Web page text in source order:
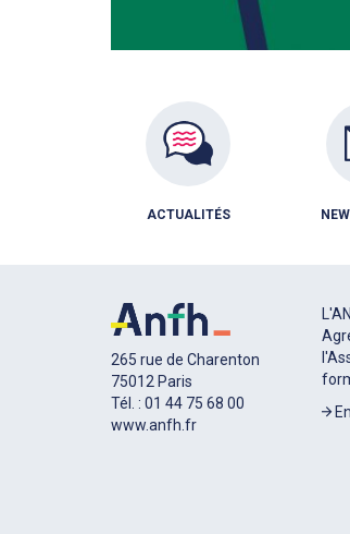
ACTUALITÉS
265 rue de Charenton
75012 Paris
Tél. : 01 44 75 68 00
www.anfh.fr